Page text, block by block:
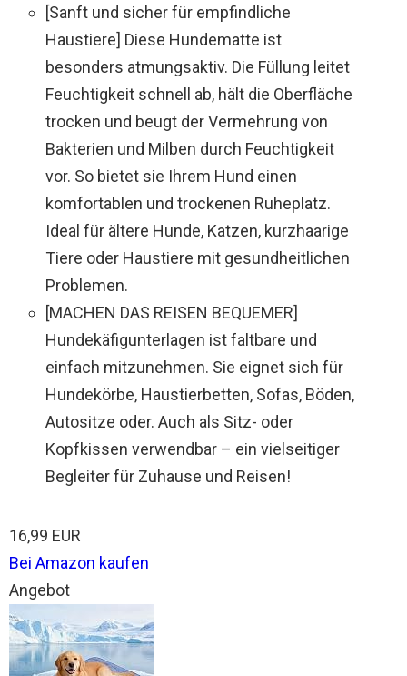
[Sanft und sicher für empfindliche
Haustiere] Diese Hundematte ist
besonders atmungsaktiv. Die Füllung leitet
Feuchtigkeit schnell ab, hält die Oberfläche
trocken und beugt der Vermehrung von
Bakterien und Milben durch Feuchtigkeit
vor. So bietet sie Ihrem Hund einen
komfortablen und trockenen Ruheplatz.
Ideal für ältere Hunde, Katzen, kurzhaarige
Tiere oder Haustiere mit gesundheitlichen
Problemen.
[MACHEN DAS REISEN BEQUEMER]
Hundekäfigunterlagen ist faltbare und
einfach mitzunehmen. Sie eignet sich für
Hundekörbe, Haustierbetten, Sofas, Böden,
Autositze oder. Auch als Sitz- oder
Kopfkissen verwendbar – ein vielseitiger
Begleiter für Zuhause und Reisen!
16,99 EUR
Bei Amazon kaufen
Angebot